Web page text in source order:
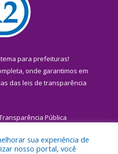
para prefeituras!
onde garantimos em
das leis de transparência
Pública
sua experiência de
nosso portal, você